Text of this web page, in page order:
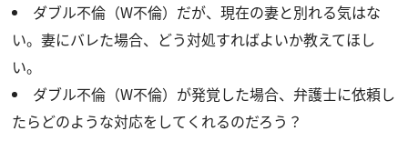
ダブル不倫（W不倫）だが、現在の妻と別れる気はな
い。妻にバレた場合、どう対処すればよいか教えてほし
い。
ダブル不倫（W不倫）が発覚した場合、弁護士に依頼し
たらどのような対応をしてくれるのだろう？